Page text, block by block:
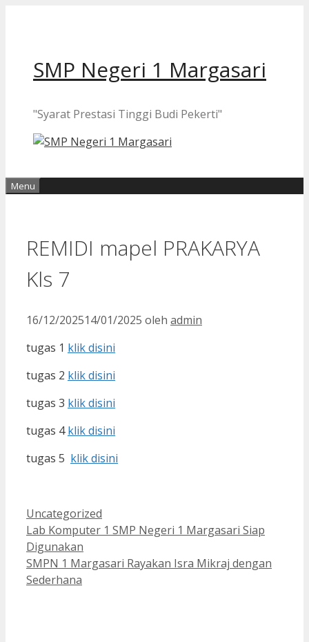
SMP Negeri 1 Margasari
"Syarat Prestasi Tinggi Budi Pekerti"
Menu
REMIDI mapel PRAKARYA
Kls 7
16/12/202514/01/2025 oleh admin
tugas 1 klik disini
tugas 2 klik disini
tugas 3 klik disini
tugas 4klik disini
tugas 5 klik disini
Kategori
Uncategorized
Lab Komputer 1 SMP Negeri 1 Margasari Siap
Digunakan
SMPN 1 Margasari Rayakan Isra Mikraj dengan
Sederhana